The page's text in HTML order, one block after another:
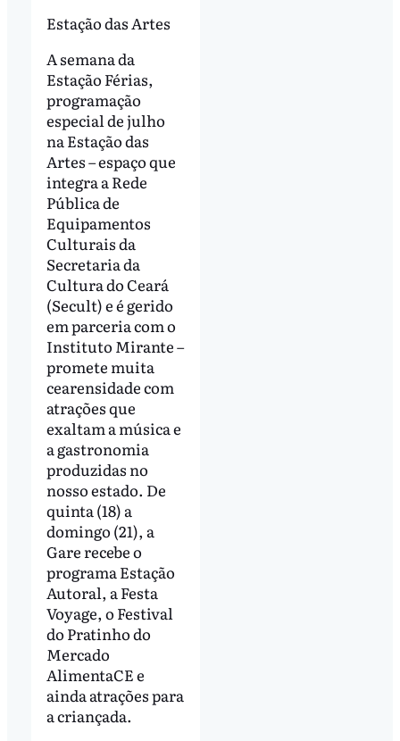
Estação das Artes
A semana da
Estação Férias,
programação
especial de julho
na Estação das
Artes – espaço que
integra a Rede
Pública de
Equipamentos
Culturais da
Secretaria da
Cultura do Ceará
(Secult) e é gerido
em parceria com o
Instituto Mirante –
promete muita
cearensidade com
atrações que
exaltam a música e
a gastronomia
produzidas no
nosso estado. De
quinta (18) a
domingo (21), a
Gare recebe o
programa Estação
Autoral, a Festa
Voyage, o Festival
do Pratinho do
Mercado
AlimentaCE e
ainda atrações para
a criançada.